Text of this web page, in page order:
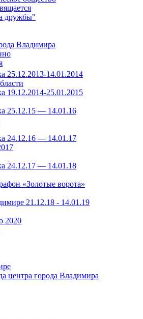
дружбы"
Владимира
25.12.2013-14.01.2014
19.12.2014-25.01.2015
25.12.15 — 14.01.16
24.12.16 — 14.01.17
24.12.17 — 14.01.18
«Золотые ворота»
21.12.18 - 14.01.19
2020
центра города Владимира